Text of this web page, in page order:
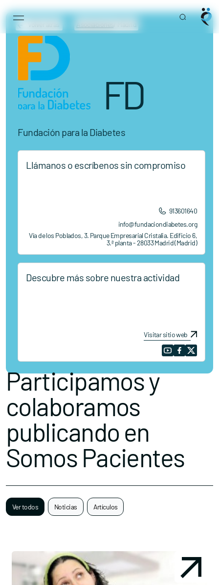
Main Navigation
FD
Fundación para la Diabetes
Llámanos o escríbenos sin compromiso
913601640
info@fundaciondiabetes.org
Vía de los Poblados, 3. Parque Empresarial Cristalia. Edificio 6,
3.ª planta - 28033 Madrid (Madrid)
Descubre más sobre nuestra actividad
Visitar sitio web
Participamos y
colaboramos
publicando en
Somos Pacientes
Ver todos Noticias Artículos